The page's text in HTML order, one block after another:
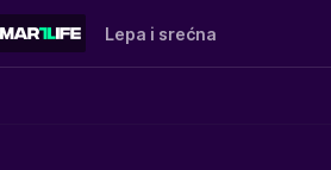
Lepa i srećna